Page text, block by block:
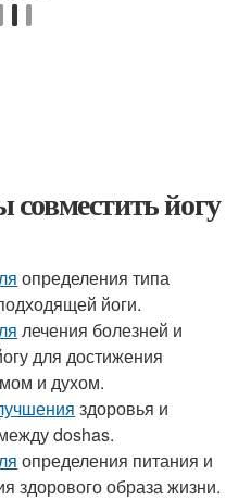
йогу
определения типа
йоги.
лечения болезней и
для достижения
и духом.
здоровья и
doshas.
определения питания и
здорового образа жизни.